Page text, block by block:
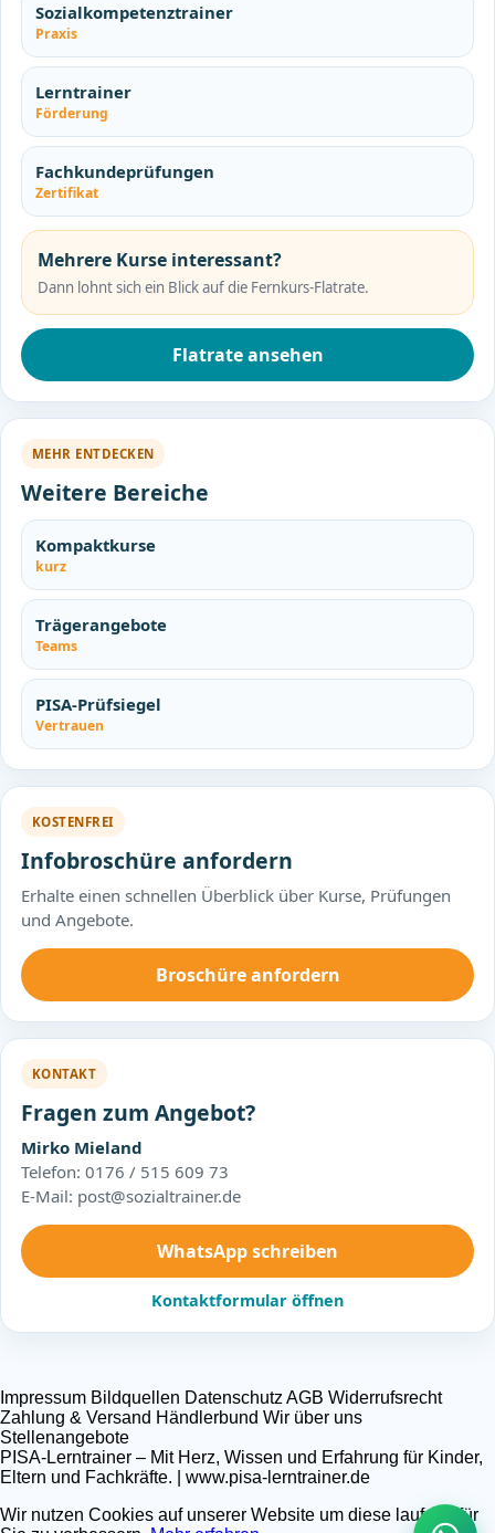
Sozialkompetenztrainer
Praxis
Lerntrainer
Förderung
Fachkundeprüfungen
Zertifikat
Mehrere Kurse interessant?
Dann lohnt sich ein Blick auf die Fernkurs-Flatrate.
Flatrate ansehen
MEHR ENTDECKEN
Weitere Bereiche
Kompaktkurse
kurz
Trägerangebote
Teams
PISA-Prüfsiegel
Vertrauen
KOSTENFREI
Infobroschüre anfordern
Erhalte einen schnellen Überblick über Kurse, Prüfungen
und Angebote.
Broschüre anfordern
KONTAKT
Fragen zum Angebot?
Mirko Mieland
Telefon: 0176 / 515 609 73
E-Mail: post@sozialtrainer.de
WhatsApp schreiben
Kontaktformular öffnen
Impressum Bildquellen Datenschutz AGB Widerrufsrecht
Zahlung & Versand Händlerbund Wir über uns
Stellenangebote
PISA-Lerntrainer – Mit Herz, Wissen und Erfahrung für Kinder,
Eltern und Fachkräfte. | www.pisa-lerntrainer.de
Wir nutzen Cookies auf unserer Website um diese laufend für